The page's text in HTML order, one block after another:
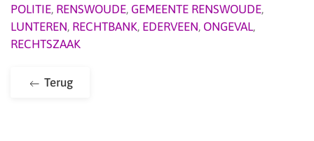
POLITIE, RENSWOUDE, GEMEENTE RENSWOUDE,
LUNTEREN, RECHTBANK, EDERVEEN, ONGEVAL,
RECHTSZAAK
Terug